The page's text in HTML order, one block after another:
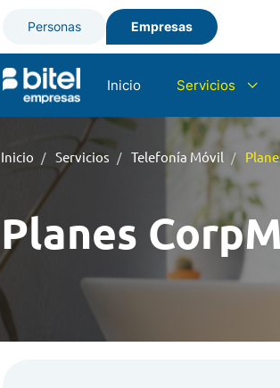
Personas Empresas
Inicio Servicios
Internet
Telefonía Móvil
SMS Multiredes
Inicio Servicios Telefonía Móvil
Planes